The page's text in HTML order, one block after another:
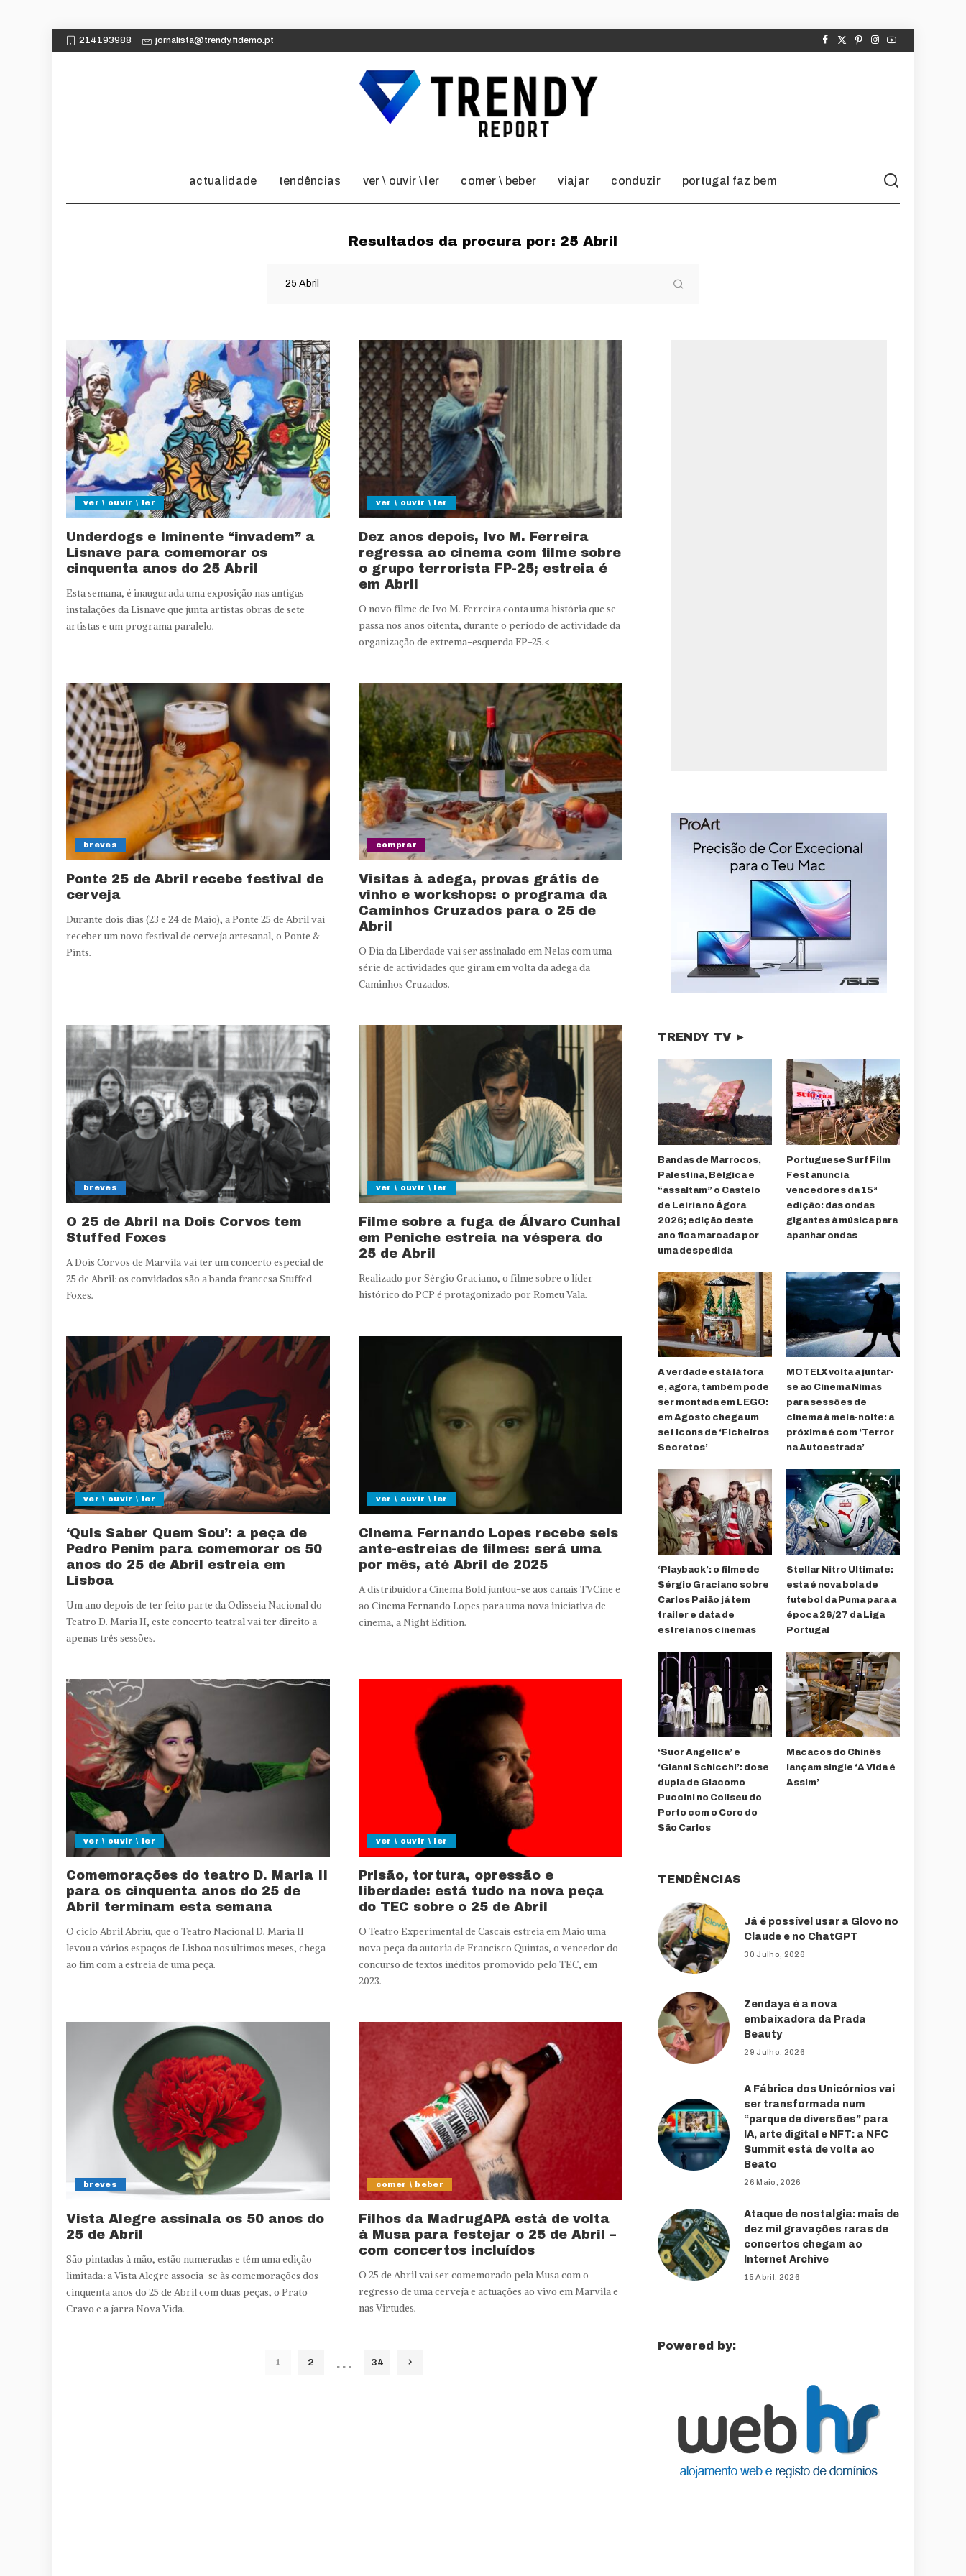
214193988 jornalista@trendy.fidemo.pt
actualidade tendências ver \ ouvir \ ler comer \ beber viajar conduzir portugal faz bem
Resultados da procura por: 25 Abril
ver \ ouvir \ ler
Underdogs e Iminente “invadem” a
Lisnave para comemorar os
cinquenta anos do 25 Abril
Esta semana, é inaugurada uma exposição nas antigas
instalações da Lisnave que junta artistas obras de sete
artistas e um programa paralelo.
ver \ ouvir \ ler
Dez anos depois, Ivo M. Ferreira
regressa ao cinema com filme sobre
o grupo terrorista FP-25; estreia é
em Abril
O novo filme de Ivo M. Ferreira conta uma história que se
passa nos anos oitenta, durante o período de actividade da
organização de extrema-esquerda FP-25.<
breves
Ponte 25 de Abril recebe festival de
cerveja
Durante dois dias (23 e 24 de Maio), a Ponte 25 de Abril vai
receber um novo festival de cerveja artesanal, o Ponte &
Pints.
comprar
Visitas à adega, provas grátis de
vinho e workshops: o programa da
Caminhos Cruzados para o 25 de
Abril
O Dia da Liberdade vai ser assinalado em Nelas com uma
série de actividades que giram em volta da adega da
Caminhos Cruzados.
breves
O 25 de Abril na Dois Corvos tem
Stuffed Foxes
A Dois Corvos de Marvila vai ter um concerto especial de
25 de Abril: os convidados são a banda francesa Stuffed
Foxes.
ver \ ouvir \ ler
Filme sobre a fuga de Álvaro Cunhal
em Peniche estreia na véspera do
25 de Abril
Realizado por Sérgio Graciano, o filme sobre o líder
histórico do PCP é protagonizado por Romeu Vala.
ver \ ouvir \ ler
‘Quis Saber Quem Sou’: a peça de
Pedro Penim para comemorar os 50
anos do 25 de Abril estreia em
Lisboa
Um ano depois de ter feito parte da Odisseia Nacional do
Teatro D. Maria II, este concerto teatral vai ter direito a
apenas três sessões.
ver \ ouvir \ ler
Cinema Fernando Lopes recebe seis
ante-estreias de filmes: será uma
por mês, até Abril de 2025
A distribuidora Cinema Bold juntou-se aos canais TVCine e
ao Cinema Fernando Lopes para uma nova iniciativa de
cinema, a Night Edition.
ver \ ouvir \ ler
Comemorações do teatro D. Maria II
para os cinquenta anos do 25 de
Abril terminam esta semana
O ciclo Abril Abriu, que o Teatro Nacional D. Maria II
levou a vários espaços de Lisboa nos últimos meses, chega
ao fim com a estreia de uma peça.
ver \ ouvir \ ler
Prisão, tortura, opressão e
liberdade: está tudo na nova peça
do TEC sobre o 25 de Abril
O Teatro Experimental de Cascais estreia em Maio uma
nova peça da autoria de Francisco Quintas, o vencedor do
concurso de textos inéditos promovido pelo TEC, em
2023.
breves
Vista Alegre assinala os 50 anos do
25 de Abril
São pintadas à mão, estão numeradas e têm uma edição
limitada: a Vista Alegre associa-se às comemorações dos
cinquenta anos do 25 de Abril com duas peças, o Prato
Cravo e a jarra Nova Vida.
comer \ beber
Filhos da MadrugAPA está de volta
à Musa para festejar o 25 de Abril –
com concertos incluídos
O 25 de Abril vai ser comemorado pela Musa com o
regresso de uma cerveja e actuações ao vivo em Marvila e
nas Virtudes.
1 2 … 34
TRENDY TV ►
Bandas de Marrocos,
Palestina, Bélgica e
“assaltam” o Castelo
de Leiria no Ágora
2026; edição deste
ano fica marcada por
uma despedida
Portuguese Surf Film
Fest anuncia
vencedores da 15ª
edição: das ondas
gigantes à música para
apanhar ondas
A verdade está lá fora
e, agora, também pode
ser montada em LEGO:
em Agosto chega um
set Icons de ‘Ficheiros
Secretos’
MOTELX volta a juntar-
se ao Cinema Nimas
para sessões de
cinema à meia-noite: a
próxima é com ‘Terror
na Autoestrada’
‘Playback’: o filme de
Sérgio Graciano sobre
Carlos Paião já tem
trailer e data de
estreia nos cinemas
Stellar Nitro Ultimate:
esta é nova bola de
futebol da Puma para a
época 26/27 da Liga
Portugal
‘Suor Angelica’ e
‘Gianni Schicchi’: dose
dupla de Giacomo
Puccini no Coliseu do
Porto com o Coro do
São Carlos
Macacos do Chinês
lançam single ‘A Vida é
Assim’
TENDÊNCIAS
Já é possível usar a Glovo no
Claude e no ChatGPT
30 Julho, 2026
Zendaya é a nova
embaixadora da Prada
Beauty
29 Julho, 2026
A Fábrica dos Unicórnios vai
ser transformada num
“parque de diversões” para
IA, arte digital e NFT: a NFC
Summit está de volta ao
Beato
26 Maio, 2026
Ataque de nostalgia: mais de
dez mil gravações raras de
concertos chegam ao
Internet Archive
15 Abril, 2026
Powered by: